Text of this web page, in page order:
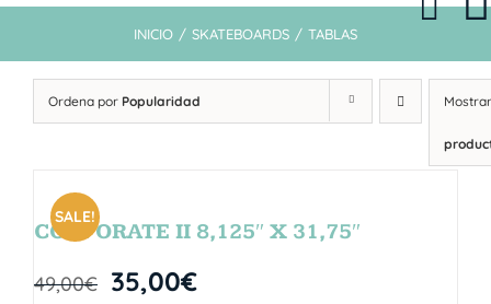
INICIO / SKATEBOARDS / TABLAS
Ordena por Popularidad
SALE!
CORPORATE II 8,125″ X 31,75″
49,00€ 35,00€